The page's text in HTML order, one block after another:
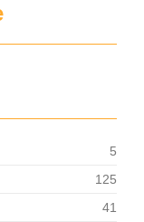
5
125
41